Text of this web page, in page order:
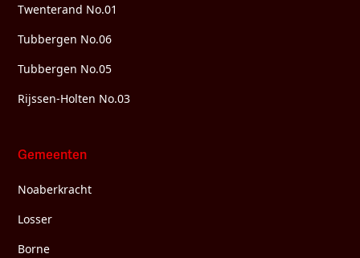
Twenterand No.01
Tubbergen No.06
Tubbergen No.05
Rijssen-Holten No.03
Gemeenten
Noaberkracht
Losser
Borne